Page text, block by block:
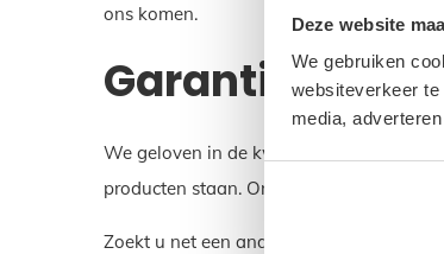
Deze website
We gebruiken
websiteverkeer
media,
ons komen.
Garantie op uw
We geloven in de kwaliteit van uw
producten staan. Onze matrassen
Zoekt u net een andere maat dan